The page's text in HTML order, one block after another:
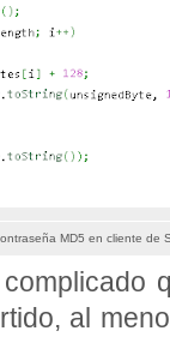
MD5 en cliente de
al